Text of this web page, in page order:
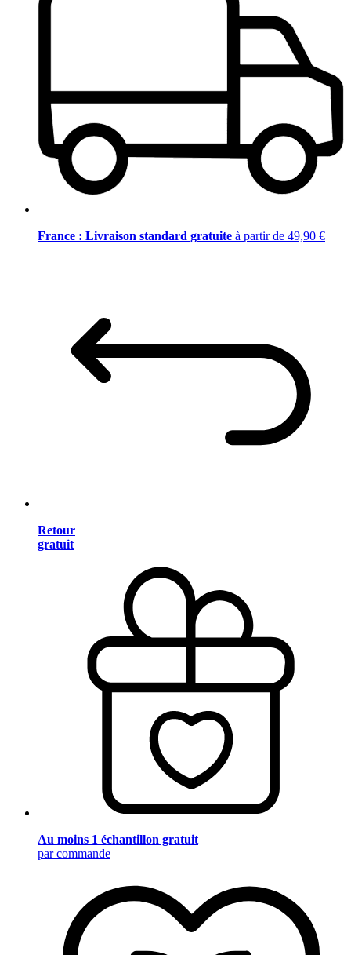
France : Livraison standard gratuite à partir de 49,90 €
Retour
gratuit
Au moins 1 échantillon gratuit
par commande